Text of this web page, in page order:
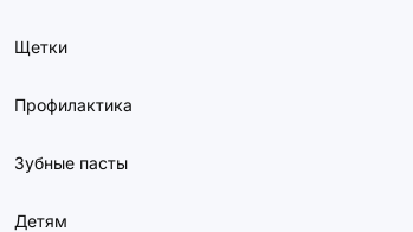
Щетки
Профилактика
Зубные пасты
Детям